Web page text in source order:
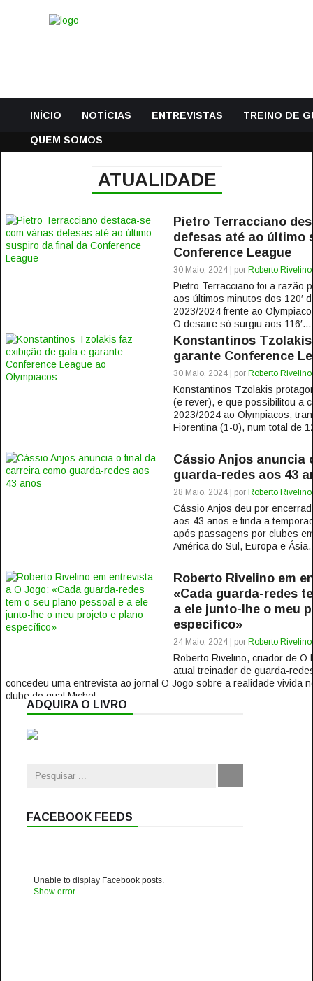
INÍCIO NOTÍCIAS ENTREVISTAS TREINO DE
QUEM SOMOS
ATUALIDADE
Pietro Terracciano
defesas até ao último
Conference League
30 Maio, 2024 | por Roberto Rivelino
Pietro Terracciano foi a razão
aos últimos minutos dos 120′
2023/2024 frente ao
O desaire só surgiu aos 116′...
Konstantinos
garante Conference
30 Maio, 2024 | por Roberto Rivelino
Konstantinos Tzolakis
(e rever), e que possibilitou a
2023/2024 ao Olympiacos,
Fiorentina (1-0), num total de
Cássio Anjos anuncia
guarda-redes aos 43
28 Maio, 2024 | por Roberto Rivelino
Cássio Anjos deu por
aos 43 anos e finda a
após passagens por clubes
América do Sul, Europa e
Roberto Rivelino em
«Cada guarda-redes
a ele junto-lhe o meu
específico»
24 Maio, 2024 | por Roberto Rivelino
Roberto Rivelino, criador de O
atual treinador de guarda-
concedeu uma entrevista ao jornal O Jogo sobre a realidade vivida
clube do qual Michel...
ADQUIRA O LIVRO
FACEBOOK FEEDS
Unable to display Facebook posts.
Show error